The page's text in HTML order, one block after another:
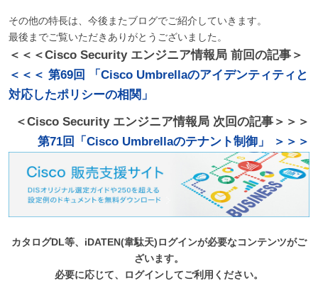
その他の特長は、今後またブログでご紹介していきます。
最後までご覧いただきありがとうございました。
＜＜＜Cisco Security エンジニア情報局 前回の記事＞
＜＜＜ 第69回 「Cisco Umbrellaのアイデンティティと
対応したポリシーの相関」
＜Cisco Security エンジニア情報局 次回の記事＞＞＞
第71回「Cisco Umbrellaのテナント制御」 ＞＞＞
カタログDL等、iDATEN(韋駄天)ログインが必要なコンテンツがご
ざいます。
必要に応じて、ログインしてご利用ください。